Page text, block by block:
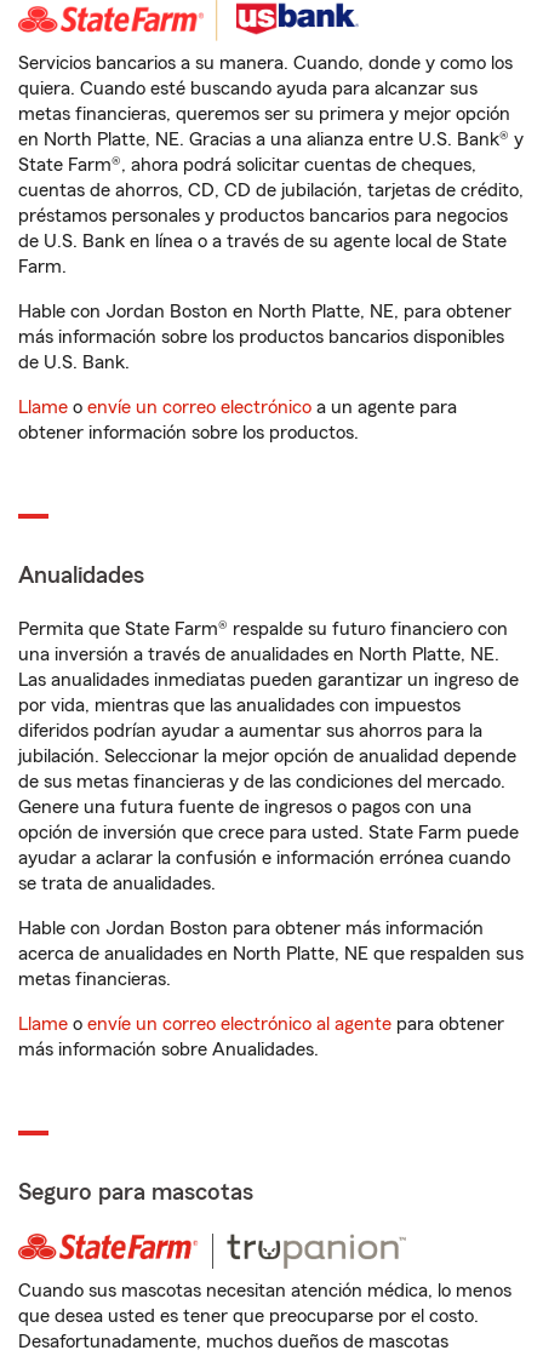
Servicios bancarios a su manera. Cuando, donde y como los
quiera. Cuando esté buscando ayuda para alcanzar sus
metas financieras, queremos ser su primera y mejor opción
en North Platte, NE. Gracias a una alianza entre U.S. Bank® y
State Farm®, ahora podrá solicitar cuentas de cheques,
cuentas de ahorros, CD, CD de jubilación, tarjetas de crédito,
préstamos personales y productos bancarios para negocios
de U.S. Bank en línea o a través de su agente local de State
Farm.
Hable con Jordan Boston en North Platte, NE, para obtener
más información sobre los productos bancarios disponibles
de U.S. Bank.
Llame o envíe un correo electrónico a un agente para
obtener información sobre los productos.
Anualidades
Permita que State Farm® respalde su futuro financiero con
una inversión a través de anualidades en North Platte, NE.
Las anualidades inmediatas pueden garantizar un ingreso de
por vida, mientras que las anualidades con impuestos
diferidos podrían ayudar a aumentar sus ahorros para la
jubilación. Seleccionar la mejor opción de anualidad depende
de sus metas financieras y de las condiciones del mercado.
Genere una futura fuente de ingresos o pagos con una
opción de inversión que crece para usted. State Farm puede
ayudar a aclarar la confusión e información errónea cuando
se trata de anualidades.
Hable con Jordan Boston para obtener más información
acerca de anualidades en North Platte, NE que respalden sus
metas financieras.
Llame o envíe un correo electrónico al agente para obtener
más información sobre Anualidades.
Seguro para mascotas
Cuando sus mascotas necesitan atención médica, lo menos
que desea usted es tener que preocuparse por el costo.
Desafortunadamente, muchos dueños de mascotas